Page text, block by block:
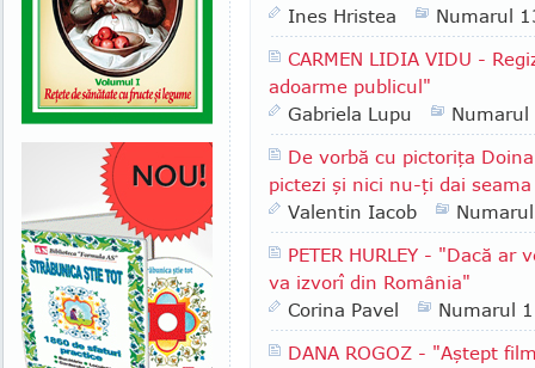
Ines Hristea
Numarul
CARMEN LIDIA VIDU -
adoarme publicul"
Gabriela Lupu
De vorbă cu pictoriţa
pictezi şi nici nu-ţi dai
Valentin Iacob
PETER HURLEY - "Dacă
va izvorî din România"
Corina Pavel
Numarul
DANA ROGOZ - "Aştept